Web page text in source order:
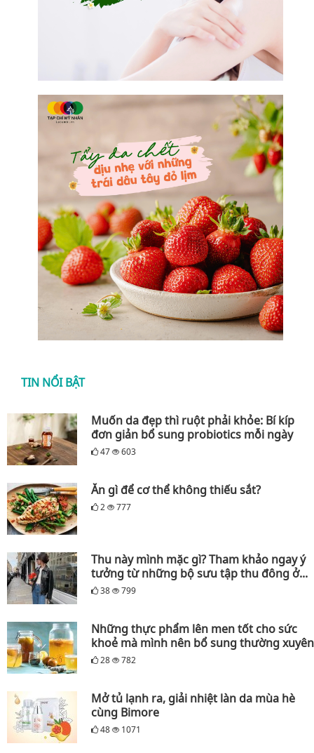
TIN NỔI BẬT
Muốn da đẹp thì ruột phải khỏe: Bí kíp
đơn giản bổ sung probiotics mỗi ngày
47 603
Ăn gì để cơ thể không thiếu sắt?
2 777
Thu này mình mặc gì? Tham khảo ngay ý
tưởng từ những bộ sưu tập thu đông ở...
38 799
Những thực phẩm lên men tốt cho sức
khoẻ mà mình nên bổ sung thường xuyên
28 782
Mở tủ lạnh ra, giải nhiệt làn da mùa hè
cùng Bimore
48 1071